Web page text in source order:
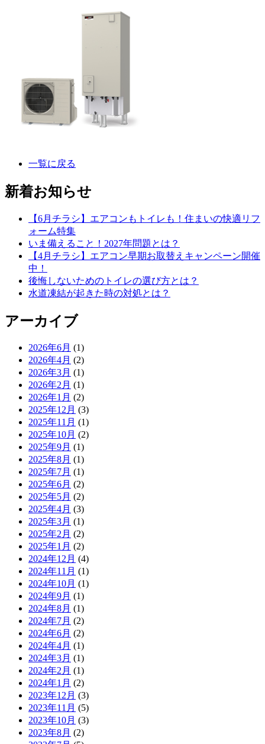
一覧に戻る
新着お知らせ
【6月チラシ】エアコンもトイレも！住まいの快適リフ
ォーム特集
いま備えること！2027年問題とは？
【4月チラシ】エアコン早期お取替えキャンペーン開催
中！
後悔しないためのトイレの選び方とは？
水道凍結が起きた時の対処とは？
アーカイブ
2026年6月 (1)
2026年4月 (2)
2026年3月 (1)
2026年2月 (1)
2026年1月 (2)
2025年12月 (3)
2025年11月 (1)
2025年10月 (2)
2025年9月 (1)
2025年8月 (1)
2025年7月 (1)
2025年6月 (2)
2025年5月 (2)
2025年4月 (3)
2025年3月 (1)
2025年2月 (2)
2025年1月 (2)
2024年12月 (4)
2024年11月 (1)
2024年10月 (1)
2024年9月 (1)
2024年8月 (1)
2024年7月 (2)
2024年6月 (2)
2024年4月 (1)
2024年3月 (1)
2024年2月 (1)
2024年1月 (2)
2023年12月 (3)
2023年11月 (5)
2023年10月 (3)
2023年8月 (2)